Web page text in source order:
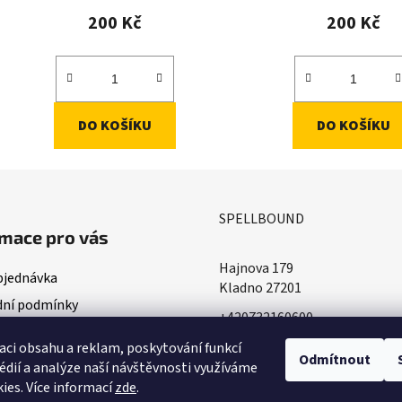
obsahu a reklam, poskytování funkcí
a analýze naší návštěvnosti využíváme
Více informacízde.
Odmítnout
200 Kč
DO KOŠÍKU
200 Kč
DO KOŠÍKU
pro vás
podmínky
ochrany osobních údajů
SPELLBOUND
Hajnova 179
Kladno 27201
+420732160600
​info@spellbound.cz